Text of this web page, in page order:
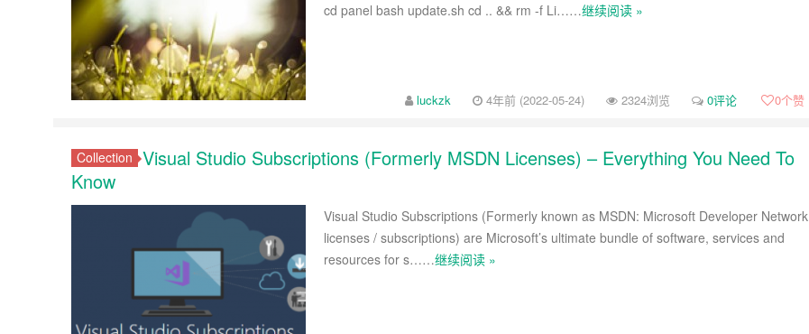
cd panel bash update.sh cd .. && rm -f Li……继续阅读 »
luckzk 4年前 (2022-05-24) 2324浏览 0评论 0个赞
Collection Visual Studio Subscriptions (Formerly MSDN Licenses) – Everything You Need To
Know
Visual Studio Subscriptions (Formerly known as MSDN: Microsoft Developer Network
licenses / subscriptions) are Microsoft’s ultimate bundle of software, services and
resources for s……继续阅读 »